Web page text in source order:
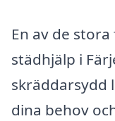
En av de
städhjälp i
skräddarsydd
dina behov